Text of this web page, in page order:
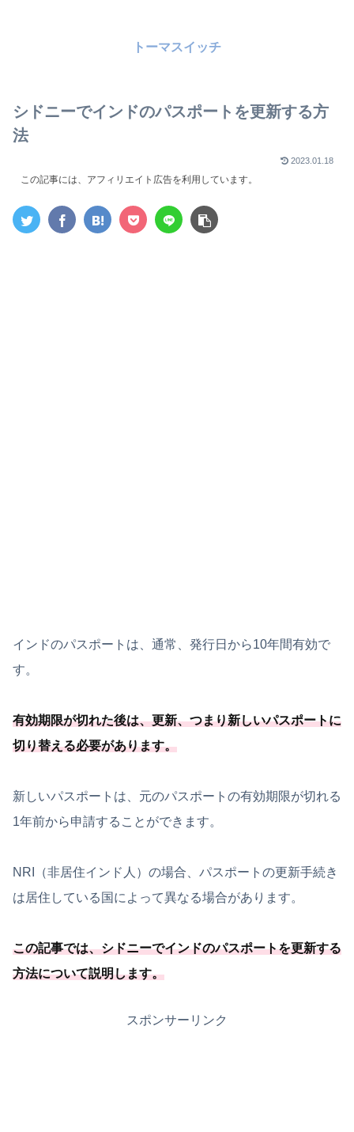
トーマスイッチ
シドニーでインドのパスポートを更新する方
法
2023.01.18
この記事には、アフィリエイト広告を利用しています。
インドのパスポートは、通常、発行日から10年間有効で
す。
有効期限が切れた後は、更新、つまり新しいパスポートに
切り替える必要があります。
新しいパスポートは、元のパスポートの有効期限が切れる
1年前から申請することができます。
NRI（非居住インド人）の場合、パスポートの更新手続き
は居住している国によって異なる場合があります。
この記事では、シドニーでインドのパスポートを更新する
方法について説明します。
スポンサーリンク